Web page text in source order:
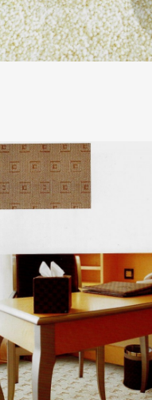
合家歡03系列
ZOOM